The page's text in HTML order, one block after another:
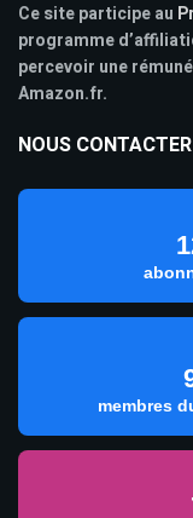
Ce site participe au
programme
percevoir une
Amazon.fr.
NOUS CONTACTER
membres